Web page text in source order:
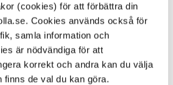
(cookies) för att förbättra din
Cookies används också för
samla information och
är nödvändiga för att
korrekt och andra kan du välja
finns de val du kan göra.